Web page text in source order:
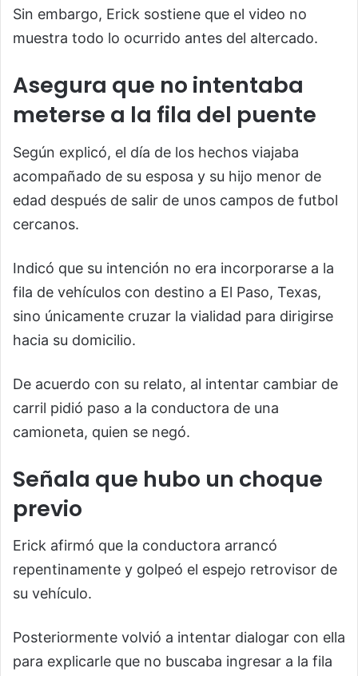
Sin embargo, Erick sostiene que el video no
muestra todo lo ocurrido antes del altercado.
Asegura que no intentaba
meterse a la fila del puente
Según explicó, el día de los hechos viajaba
acompañado de su esposa y su hijo menor de
edad después de salir de unos campos de futbol
cercanos.
Indicó que su intención no era incorporarse a la
fila de vehículos con destino a El Paso, Texas,
sino únicamente cruzar la vialidad para dirigirse
hacia su domicilio.
De acuerdo con su relato, al intentar cambiar de
carril pidió paso a la conductora de una
camioneta, quien se negó.
Señala que hubo un choque
previo
Erick afirmó que la conductora arrancó
repentinamente y golpeó el espejo retrovisor de
su vehículo.
Posteriormente volvió a intentar dialogar con ella
para explicarle que no buscaba ingresar a la fila